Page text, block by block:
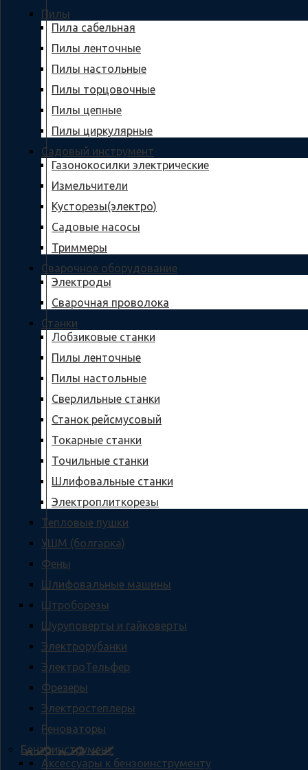
Пилы
Пила сабельная
Пилы ленточные
Пилы настольные
Пилы торцовочные
Пилы цепные
Пилы циркулярные
Садовый инструмент
Газонокосилки электрические
Измельчители
Кусторезы(электро)
Садовые насосы
Триммеры
Сварочное оборудование
Электроды
Сварочная проволока
Станки
Лобзиковые станки
Пилы ленточные
Пилы настольные
Сверлильные станки
Станок рейсмусовый
Токарные станки
Точильные станки
Шлифовальные станки
Электроплиткорезы
Тепловые пушки
УШМ (болгарка)
Фены
Шлифовальные машины
Штроборезы
Шуруповерты и гайковерты
Электрорубанки
ЭлектроТельфер
Фрезеры
Электростеплеры
Реноваторы
Бензоинструмент
Аксессуары к бензоинструменту